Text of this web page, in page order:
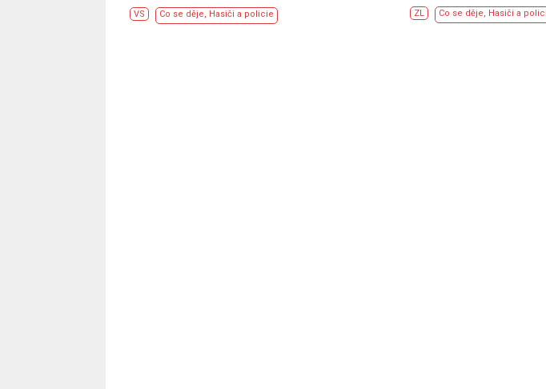
VS Co se děje, Hasiči a policie ZL Co se děje, Hasiči a